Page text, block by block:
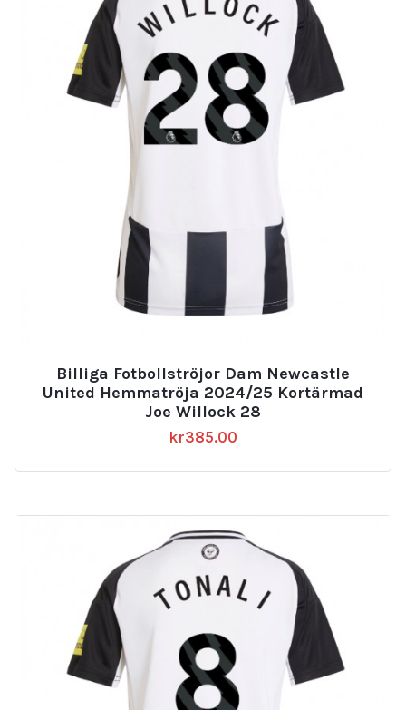
Billiga Fotbollströjor Dam Newcastle
United Hemmatröja 2024/25 Kortärmad
Joe Willock 28
kr385.00